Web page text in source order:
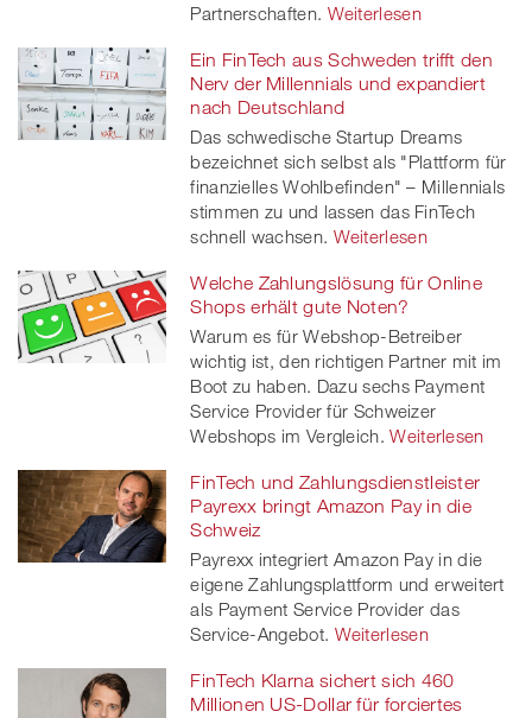
Partnerschaften. Weiterlesen
Ein FinTech aus Schweden trifft den
Nerv der Millennials und expandiert
nach Deutschland
Das schwedische Startup Dreams
bezeichnet sich selbst als "Plattform für
finanzielles Wohlbefinden" – Millennials
stimmen zu und lassen das FinTech
schnell wachsen. Weiterlesen
Welche Zahlungslösung für Online
Shops erhält gute Noten?
Warum es für Webshop-Betreiber
wichtig ist, den richtigen Partner mit im
Boot zu haben. Dazu sechs Payment
Service Provider für Schweizer
Webshops im Vergleich. Weiterlesen
FinTech und Zahlungsdienstleister
Payrexx bringt Amazon Pay in die
Schweiz
Payrexx integriert Amazon Pay in die
eigene Zahlungsplattform und erweitert
als Payment Service Provider das
Service-Angebot. Weiterlesen
FinTech Klarna sichert sich 460
Millionen US-Dollar für forciertes